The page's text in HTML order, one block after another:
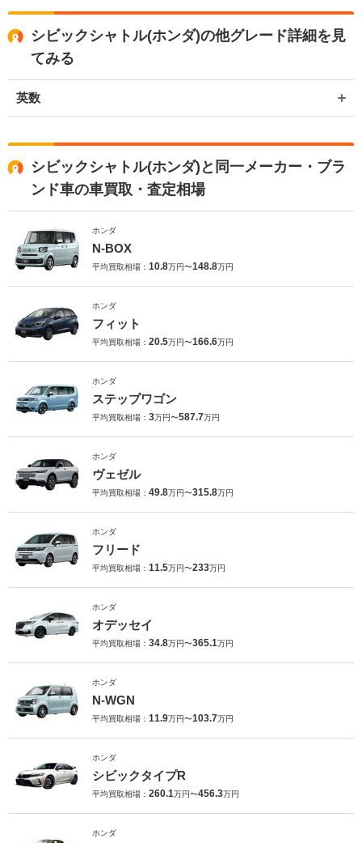
シビックシャトル(ホンダ)の他グレード詳細を見
てみる
英数
シビックシャトル(ホンダ)と同一メーカー・ブラ
ンド車の車買取・査定相場
ホンダ
N-BOX
平均買取相場： 10.8万円〜148.8万円
ホンダ
フィット
平均買取相場： 20.5万円〜166.6万円
ホンダ
ステップワゴン
平均買取相場： 3万円〜587.7万円
ホンダ
ヴェゼル
平均買取相場： 49.8万円〜315.8万円
ホンダ
フリード
平均買取相場： 11.5万円〜233万円
ホンダ
オデッセイ
平均買取相場： 34.8万円〜365.1万円
ホンダ
N-WGN
平均買取相場： 11.9万円〜103.7万円
ホンダ
シビックタイプR
平均買取相場： 260.1万円〜456.3万円
ホンダ